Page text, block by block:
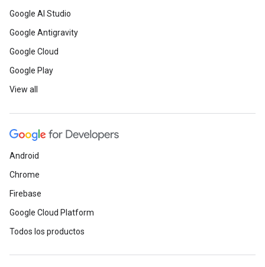
Google AI Studio
Google Antigravity
Google Cloud
Google Play
View all
Android
Chrome
Firebase
Google Cloud Platform
Todos los productos